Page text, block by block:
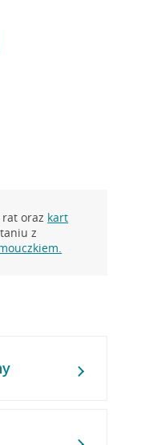
rat oraz kart
z